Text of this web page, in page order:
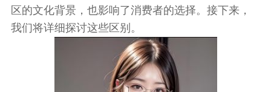
区的文化背景，也影响了消费者的选择。接下来，
我们将详细探讨这些区别。